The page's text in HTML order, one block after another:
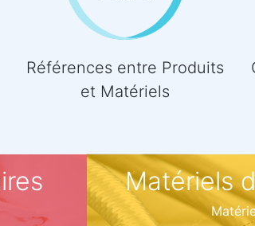
Références entre Produits
et Matériels
Matériels